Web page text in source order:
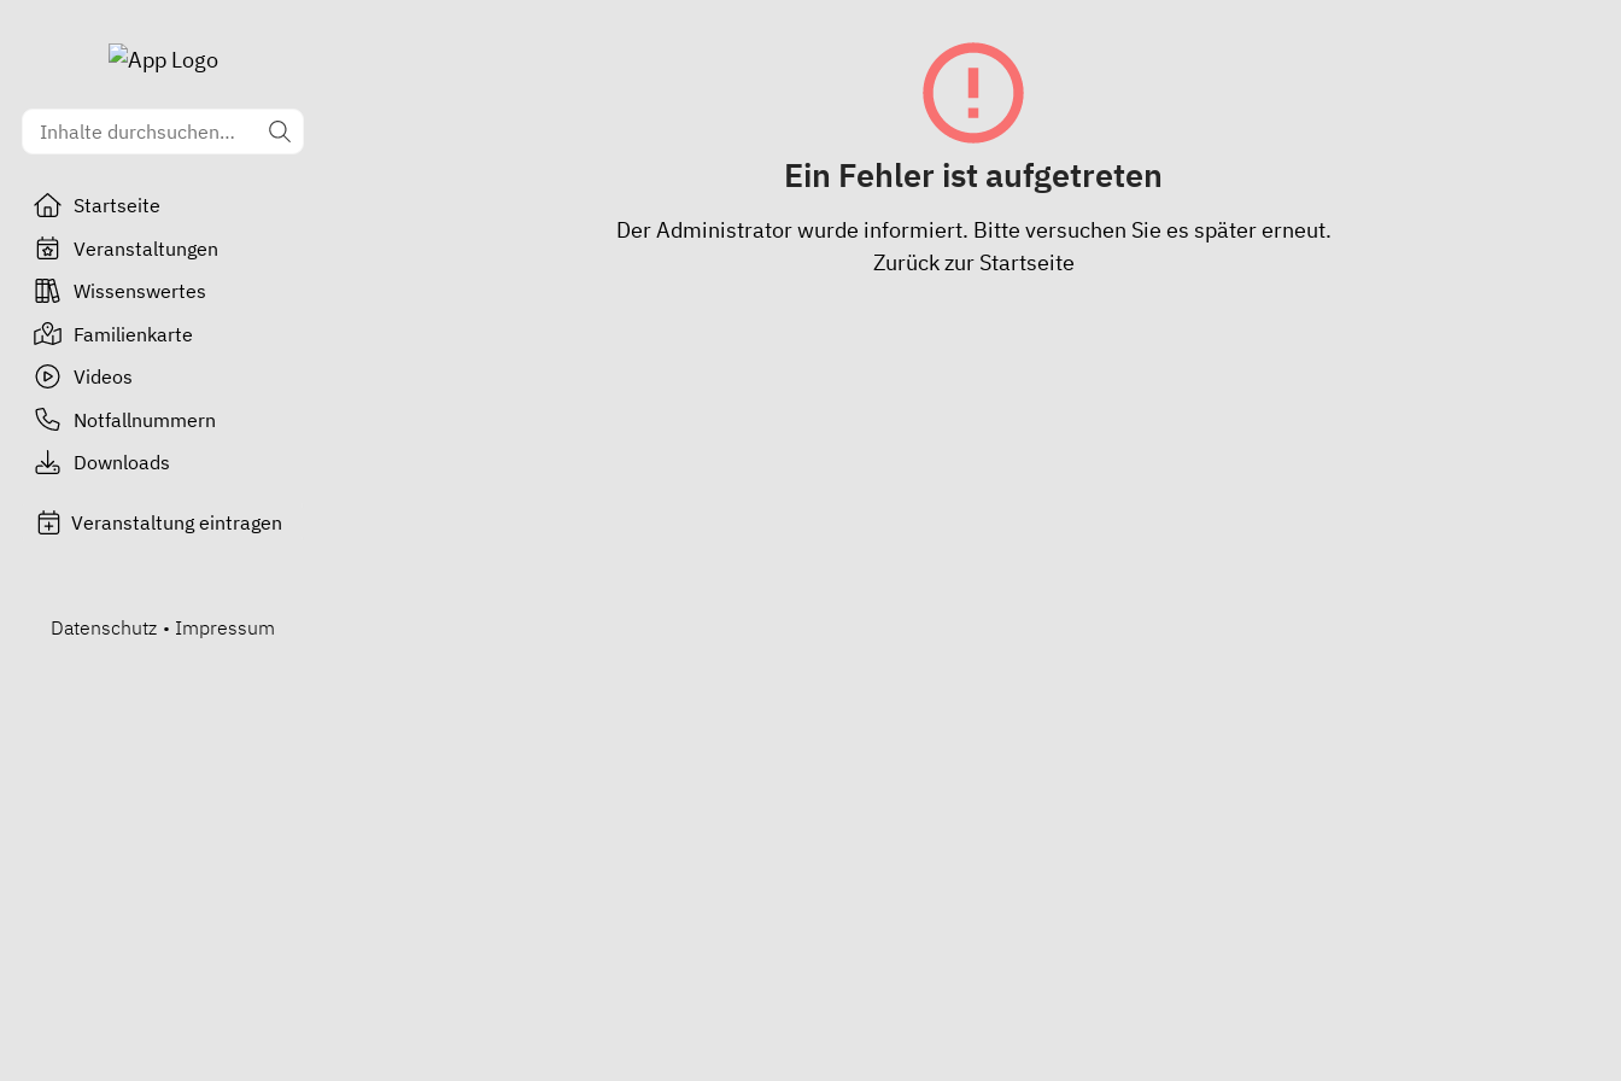
Startseite
Veranstaltungen
Wissenswertes
Familienkarte
Videos
Notfallnummern
Downloads
Veranstaltung eintragen
Datenschutz • Impressum
Ein Fehler ist aufgetreten
Der Administrator wurde informiert. Bitte versuchen Sie es später erneut.
Zurück zur Startseite